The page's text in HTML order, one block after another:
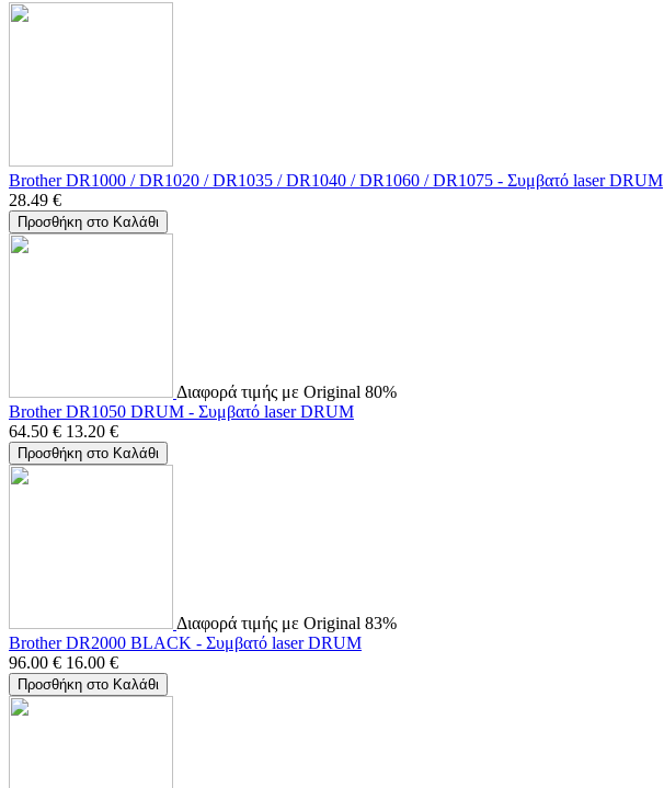
Brother DR1000 / DR1020 / DR1035 / DR1040 / DR1060 / DR1075 - Συμβατό laser DRUM
28.49 €
Προσθήκη στο Καλάθι
Διαφορά τιμής με Original 80%
Brother DR1050 DRUM - Συμβατό laser DRUM
64.50 € 13.20 €
Προσθήκη στο Καλάθι
Διαφορά τιμής με Original 83%
Brother DR2000 BLACK - Συμβατό laser DRUM
96.00 € 16.00 €
Προσθήκη στο Καλάθι